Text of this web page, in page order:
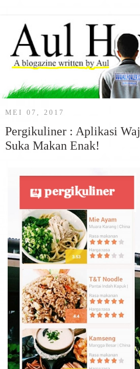
MEI 07, 2017
Pergikuliner : Aplikasi
Suka Makan Enak!